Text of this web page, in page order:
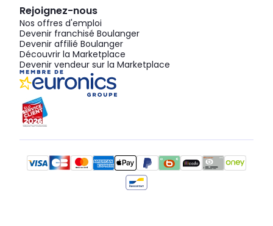
Rejoignez-nous
Nos offres d'emploi
Devenir franchisé Boulanger
Devenir affilié Boulanger
Découvrir la Marketplace
Devenir vendeur sur la Marketplace